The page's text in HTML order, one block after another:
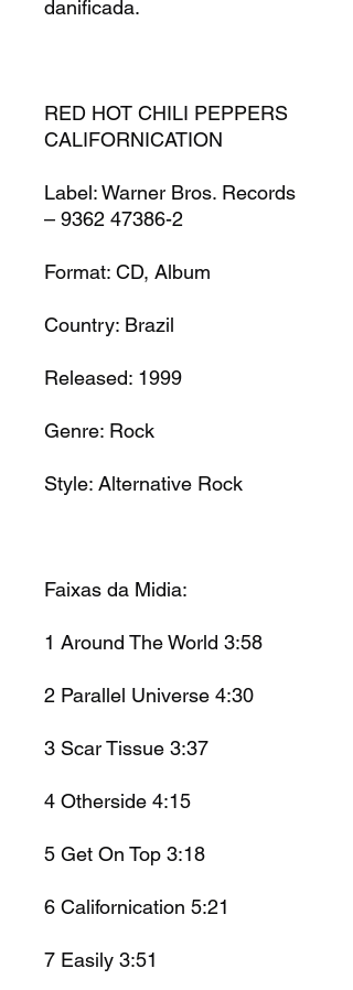
danificada.
RED HOT CHILI PEPPERS
CALIFORNICATION
Label:Warner Bros. Records
– 9362 47386-2
Format: CD, Album
Country: Brazil
Released: 1999
Genre: Rock
Style: Alternative Rock
Faixas da Midia:
1 Around The World 3:58
2 Parallel Universe 4:30
3 Scar Tissue 3:37
4 Otherside 4:15
5 Get On Top 3:18
6 Californication 5:21
7 Easily 3:51